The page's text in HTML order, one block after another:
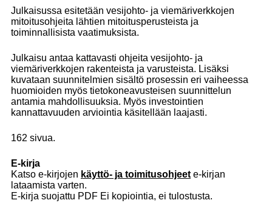
Julkaisussa esitetään vesijohto- ja viemäriverkkojen
mitoitusohjeita lähtien mitoitusperusteista ja
toiminnallisista vaatimuksista.
Julkaisu antaa kattavasti ohjeita vesijohto- ja
viemäriverkkojen rakenteista ja varusteista. Lisäksi
kuvataan suunnitelmien sisältö prosessin eri vaiheessa
huomioiden myös tietokoneavusteisen suunnittelun
antamia mahdollisuuksia. Myös investointien
kannattavuuden arviointia käsitellään laajasti.
162 sivua.
E-kirja
Katso e-kirjojen käyttö- ja toimitusohjeet e-kirjan
lataamista varten.
E-kirja suojattu PDF Ei kopiointia, ei tulostusta.